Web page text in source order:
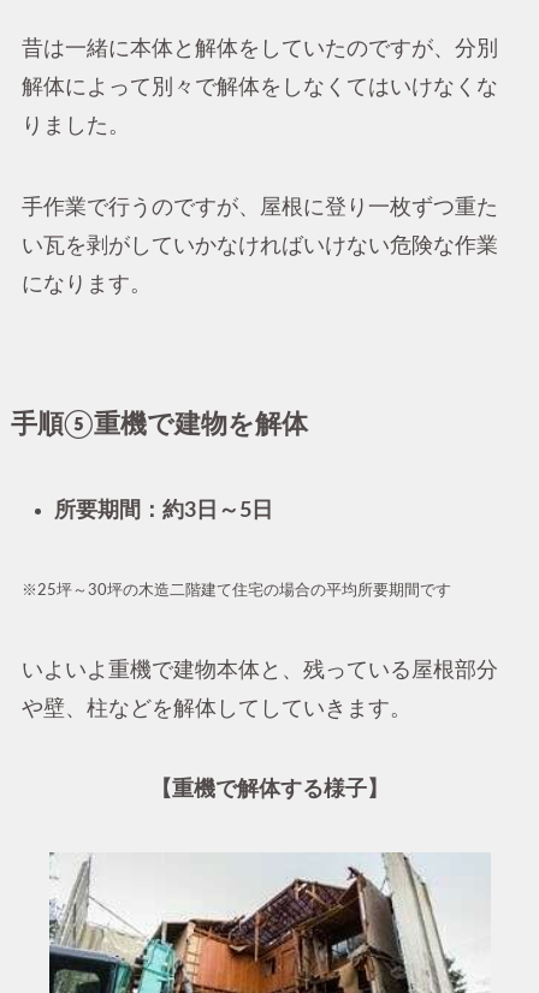
昔は一緒に本体と解体をしていたのですが、分別
解体によって別々で解体をしなくてはいけなくな
りました。
手作業で行うのですが、屋根に登り一枚ずつ重た
い瓦を剥がしていかなければいけない危険な作業
になります。
手順⑤重機で建物を解体
所要期間：約3日～5日
※25坪～30坪の木造二階建て住宅の場合の平均所要期間です
いよいよ重機で建物本体と、残っている屋根部分
や壁、柱などを解体してしていきます。
【重機で解体する様子】